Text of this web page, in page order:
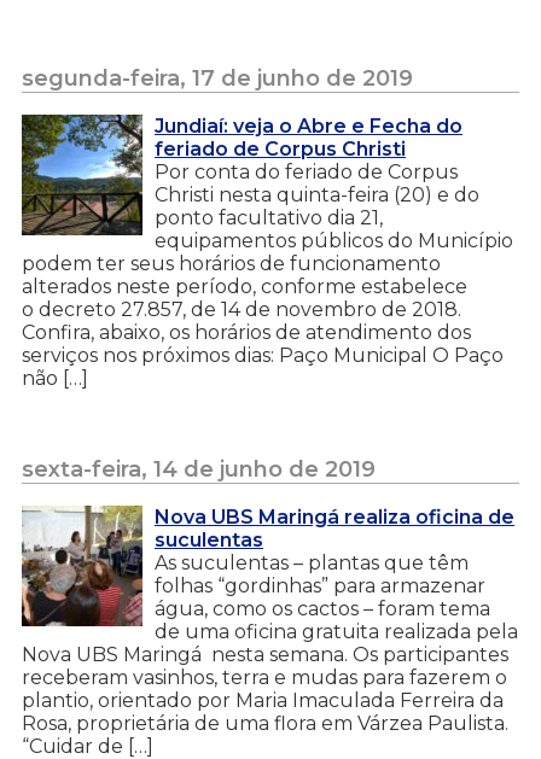
segunda-feira, 17 de junho de 2019
Jundiaí: veja o Abre e Fecha do
feriado de Corpus Christi
Por conta do feriado de Corpus
Christi nesta quinta-feira (20) e do
ponto facultativo dia 21,
equipamentos públicos do Município
podem ter seus horários de funcionamento
alterados neste período, conforme estabelece
o decreto 27.857, de 14 de novembro de 2018.
Confira, abaixo, os horários de atendimento dos
serviços nos próximos dias: Paço Municipal O Paço
não […]
sexta-feira, 14 de junho de 2019
Nova UBS Maringá realiza oficina de
suculentas
As suculentas – plantas que têm
folhas “gordinhas” para armazenar
água, como os cactos – foram tema
de uma oficina gratuita realizada pela
Nova UBS Maringá nesta semana. Os participantes
receberam vasinhos, terra e mudas para fazerem o
plantio, orientado por Maria Imaculada Ferreira da
Rosa, proprietária de uma flora em Várzea Paulista.
“Cuidar de […]